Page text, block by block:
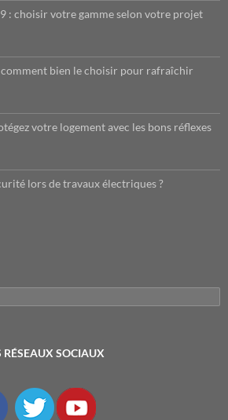
: choisir votre gamme selon votre projet
bien le choisir pour rafraîchir
votre logement avec les bons réflexes
lors de travaux électriques ?
RÉSEAUX SOCIAUX